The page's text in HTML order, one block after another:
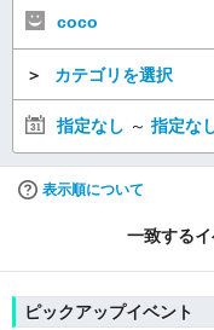
coco
＞ カテゴリを選択
指定なし ～ 指定な
表示順について
一致する
ピックアップイベント